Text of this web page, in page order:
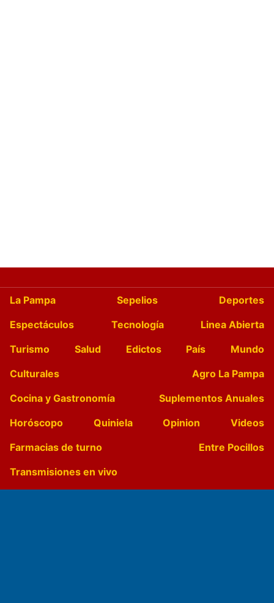
La Pampa Sepelios
Deportes
Espectáculos
Tecnología
Linea Abierta
Turismo
Salud Edictos País
Mundo
Culturales
Agro La Pampa
Cocina y Gastronomía
Suplementos Anuales
Horóscopo
Quiniela Opinion
Videos
Farmacias de turno
Entre Pocillos
Transmisiones en vivo